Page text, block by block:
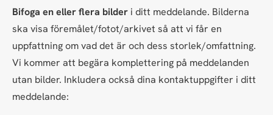
Bifoga en eller flera bilder i ditt meddelande. Bilderna
ska visa föremålet/fotot/arkivet så att vi får en
uppfattning om vad det är och dess storlek/omfattning.
Vi kommer att begära komplettering på meddelanden
utan bilder. Inkludera också dina kontaktuppgifter i ditt
meddelande: